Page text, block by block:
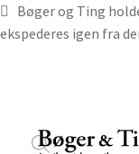
Bøger og Ting
ekspederes igen fra
navigation
indhold